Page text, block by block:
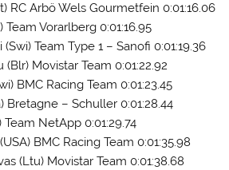
RC Arbö Wels Gourmetfein 0:01:16.06
Team Vorarlberg 0:01:16.95
Team Type 1 – Sanofi 0:01:19.36
(Blr) Movistar Team 0:01:22.92
BMC Racing Team 0:01:23.45
Bretagne – Schuller 0:01:28.44
NetApp 0:01:29.74
BMC Racing Team 0:01:35.98
(Ltu) Movistar Team 0:01:38.68